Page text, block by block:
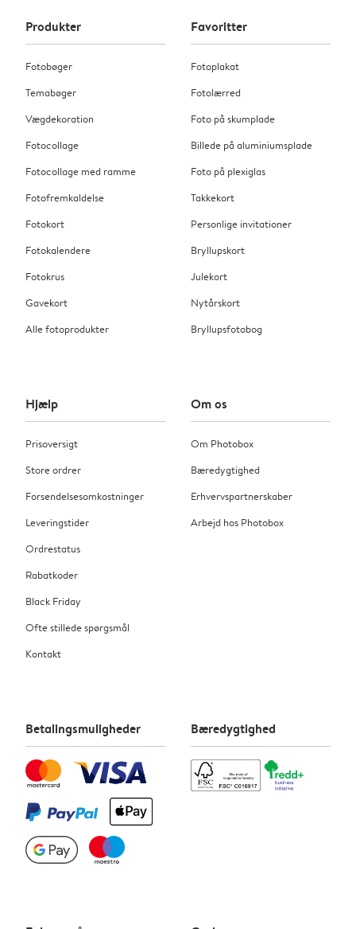
Produkter
Fotobøger
Temabøger
Vægdekoration
Fotocollage
Fotocollage med ramme
Fotofremkaldelse
Fotokort
Fotokalendere
Fotokrus
Gavekort
Alle fotoprodukter
Favoritter
Fotoplakat
Fotolærred
Foto på skumplade
Billede på aluminiumsplade
Foto på plexiglas
Takkekort
Personlige invitationer
Bryllupskort
Julekort
Nytårskort
Bryllupsfotobog
Hjælp
Prisoversigt
Store ordrer
Forsendelsesomkostninger
Leveringstider
Ordrestatus
Rabatkoder
Black Friday
Ofte stillede spørgsmål
Kontakt
Om os
Om Photobox
Bæredygtighed
Erhvervspartnerskaber
Arbejd hos Photobox
Betalingsmuligheder Bæredygtighed